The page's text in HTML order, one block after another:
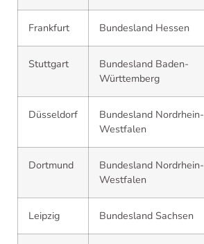
Frankfurt Bundesland Hessen
Stuttgart
Bundesland Baden-
Württemberg
Düsseldorf
Bundesland Nordrhein-
Westfalen
Dortmund
Bundesland Nordrhein-
Westfalen
Leipzig Bundesland Sachsen